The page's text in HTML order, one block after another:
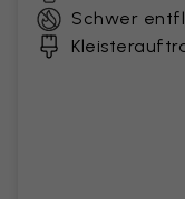
Schwer